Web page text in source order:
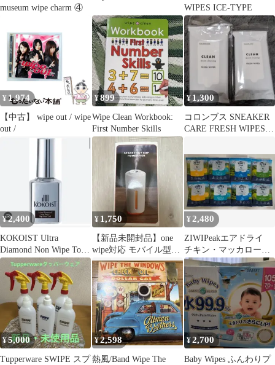
museum wipe charm ④
WIPES ICE-TYPE
¥ 1,974
【中古】 wipe out / wipe
out /
¥899
Wipe Clean Workbook:
First Number Skills
¥ 1,300
コロンブス SNEAKER
CARE FRESH WIPES 2
¥2,400
KOKOIST Ultra
Diamond Non Wipe Top
Coat
¥ 1,750
【新品未開封品】one
wipe対応 モバイル型加
湿器 SCH-ML1
¥ 2,480
ZIWIPeakエアドライ
チキン・マッカロー＆
ラム・ラム・トライプ
＆ラム各2袋
¥5,000
Tupperware SWIPE スプ
¥2,598
熱風/Band Wipe The
¥2,700
Baby Wipes ふんわりプ